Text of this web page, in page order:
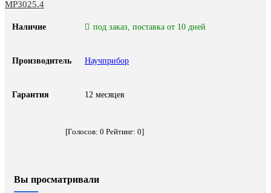
МР3025.4
Наличие под заказ, поставка от 10 дней
Производитель Научприбор
Гарантия 12 месяцев
[Голосов: 0 Рейтинг: 0]
Вы просматривали